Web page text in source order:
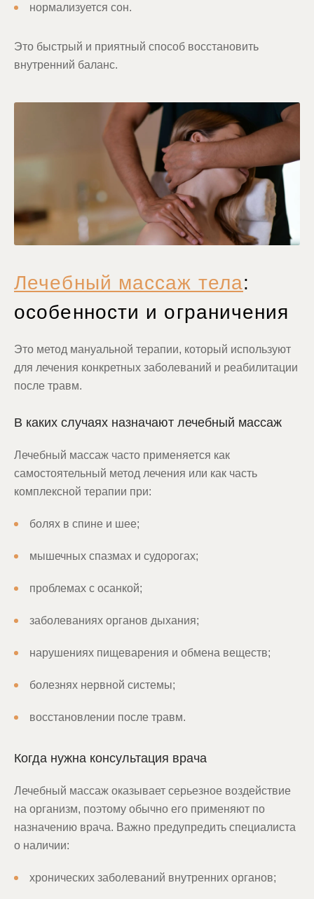
нормализуется сон.
Это быстрый и приятный способ восстановить
внутренний баланс.
Лечебный массаж тела:
особенности и ограничения
Это метод мануальной терапии, который используют
для лечения конкретных заболеваний и реабилитации
после травм.
В каких случаях назначают лечебный массаж
Лечебный массаж часто применяется как
самостоятельный метод лечения или как часть
комплексной терапии при:
болях в спине и шее;
мышечных спазмах и судорогах;
проблемах с осанкой;
заболеваниях органов дыхания;
нарушениях пищеварения и обмена веществ;
болезнях нервной системы;
восстановлении после травм.
Когда нужна консультация врача
Лечебный массаж оказывает серьезное воздействие
на организм, поэтому обычно его применяют по
назначению врача. Важно предупредить специалиста
о наличии:
хронических заболеваний внутренних органов;